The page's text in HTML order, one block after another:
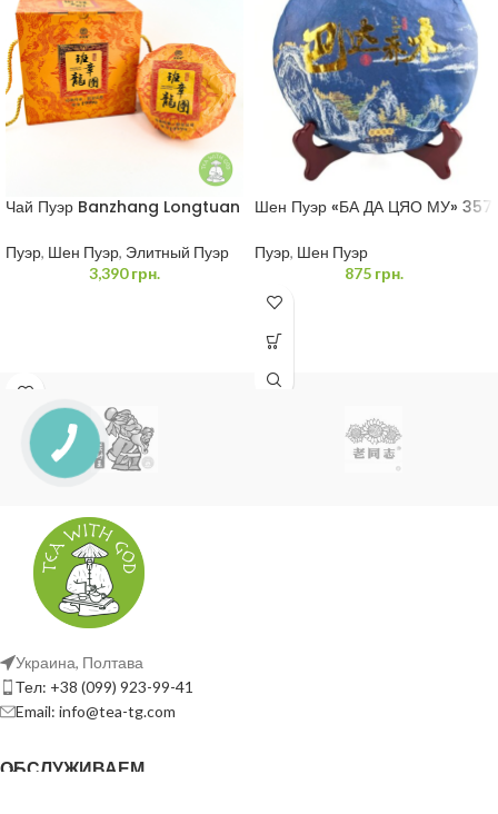
Чай Пуэр Banzhang Longtuan
Пуэр, Шен Пуэр, Элитный Пуэр
3,390грн.
Шен Пуэр «БА ДА ЦЯО МУ» 357
Пуэр, Шен Пуэр
875грн.
Украина, Полтава
Тел: +38 (099) 923-99-41
Email: info@tea-tg.com
ОБСЛУЖИВАЕМ